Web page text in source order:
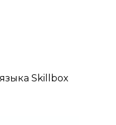
Skillbox